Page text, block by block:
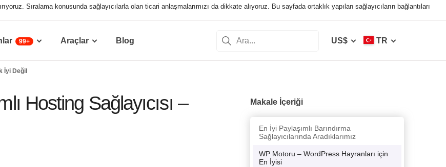
Sıralama konusunda sağlayıcılarla olan ticari anlaşmalarımızı da dikkate alıyoruz. Bu sayfada ortaklık yapılan sağlayıcıların bağlantıları
99+ Araçlar Blog US$ TR
İyi Değil
Hosting Sağlayıcısı –
Makale İçeriği
En İyi Paylaşımlı Barındırma
Sağlayıcılarında Aradıklarımız
WP Motoru – WordPress Hayranları için
En İyisi